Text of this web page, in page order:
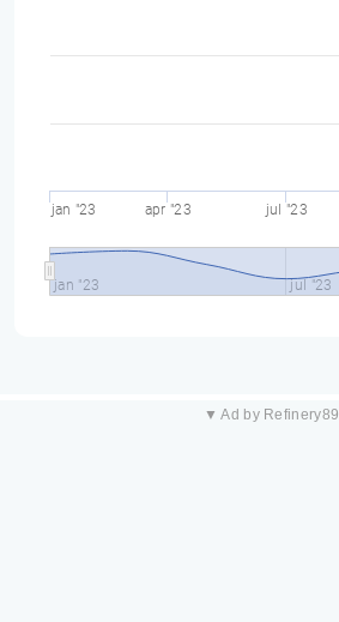
jan "23 apr "23 jul "23
jan "23 jul "23
▼ Ad by Refinery89